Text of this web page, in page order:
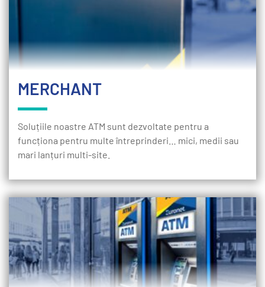
MERCHANT
Soluțiile noastre ATM sunt dezvoltate pentru a
funcționa pentru multe întreprinderi… mici, medii sau
mari lanțuri multi-site.